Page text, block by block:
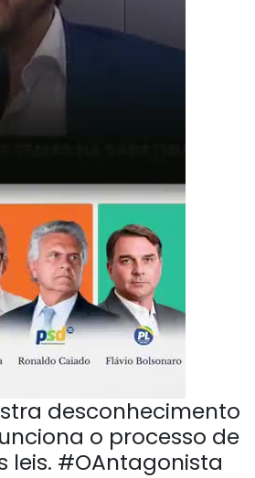
desconhecimento
o processo de
leis. #OAntagonista